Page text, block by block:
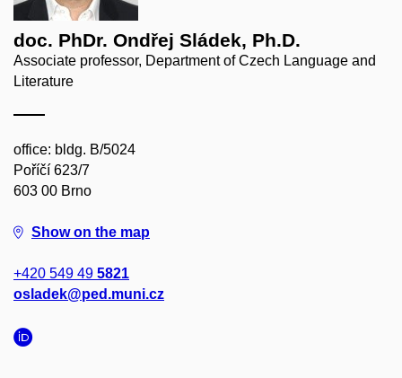
doc. PhDr. Ondřej Sládek, Ph.D.
Associate professor, Department of Czech Language and
Literature
office: bldg. B/5024
Poříčí 623/7
603 00 Brno
Show on the map
+420 549 49 5821
osladek@ped.muni.cz